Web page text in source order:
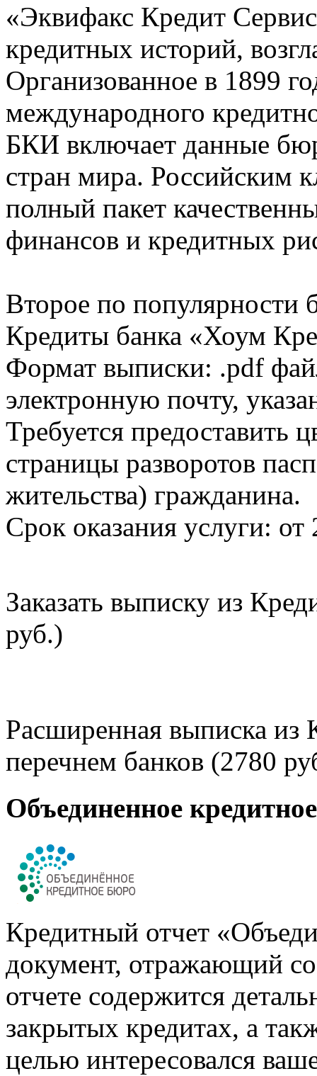
«Эквифакс Кредит
кредитных историй,
Организованное в 1899
международного
БКИ включает данные
стран мира. Российским
полный пакет
финансов и кредитных
Второе по популярности
Кредиты банка «Хоум
Формат выписки: .pdf
электронную почту,
Требуется предоставить
страницы разворотов
жительства) гражданина.
Срок оказания услуги: от
Заказать выписку из
руб.)
Расширенная выписка из
перечнем банков (2780
Объединенное
Кредитный отчет
документ, отражающий
отчете содержится
закрытых кредитах, а
целью интересовался